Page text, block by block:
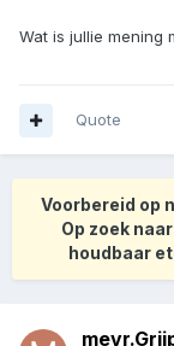
Wat is jullie mening
Quote
Voorbereid op
Op zoek
houdbaar